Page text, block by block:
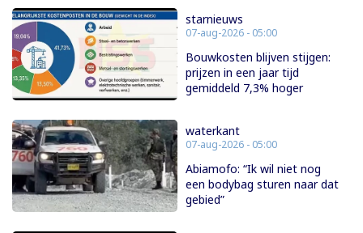
starnieuws
07-aug-2026 - 05:00
Bouwkosten blijven stijgen:
prijzen in een jaar tijd
gemiddeld 7,3% hoger
waterkant
07-aug-2026 - 05:00
Abiamofo: “Ik wil niet nog
een bodybag sturen naar dat
gebied”